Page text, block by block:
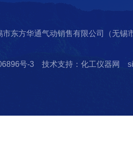
东方华通气动销售有限公司（无锡
号-3 技术支持：化工仪器网